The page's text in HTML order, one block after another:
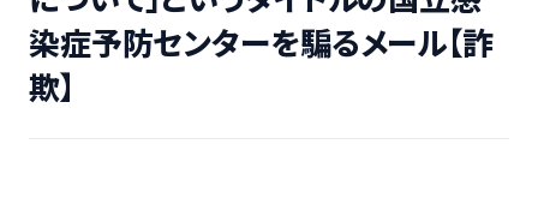
染症予防センターを騙るメール【詐
欺】